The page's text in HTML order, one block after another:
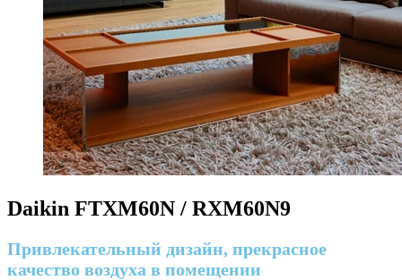
Daikin FTXM60N / RXM60N9
Привлекательный дизайн, прекрасное
качество воздуха в помещении